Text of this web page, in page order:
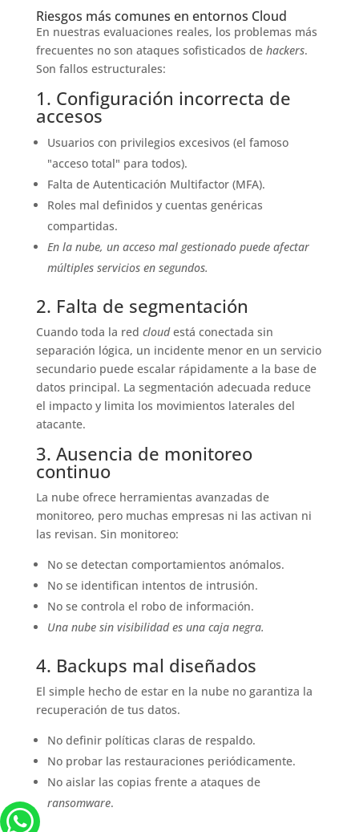
Riesgos más comunes en entornos Cloud
En nuestras evaluaciones reales, los problemas más
frecuentes no son ataques sofisticados de hackers.
Son fallos estructurales:
1. Configuración incorrecta de
accesos
Usuarios con privilegios excesivos (el famoso
"acceso total" para todos).
Falta de Autenticación Multifactor (MFA).
Roles mal definidos y cuentas genéricas
compartidas.
En la nube, un acceso mal gestionado puede afectar
múltiples servicios en segundos.
2. Falta de segmentación
Cuando toda la red cloudestá conectada sin
separación lógica, un incidente menor en un servicio
secundario puede escalar rápidamente a la base de
datos principal. La segmentación adecuada reduce
el impacto y limita los movimientos laterales del
atacante.
3. Ausencia de monitoreo
continuo
La nube ofrece herramientas avanzadas de
monitoreo, pero muchas empresas ni las activan ni
las revisan. Sin monitoreo:
No se detectan comportamientos anómalos.
No se identifican intentos de intrusión.
No se controla el robo de información.
Una nube sin visibilidad es una caja negra.
4. Backups mal diseñados
El simple hecho de estar en la nube no garantiza la
recuperación de tus datos.
No definir políticas claras de respaldo.
No probar las restauraciones periódicamente.
No aislar las copias frente a ataques de
ransomware.